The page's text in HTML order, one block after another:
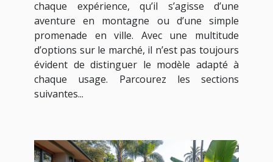
chaque expérience, qu’il s’agisse d’une
aventure en montagne ou d’une simple
promenade en ville. Avec une multitude
d’options sur le marché, il n’est pas toujours
évident de distinguer le modèle adapté à
chaque usage. Parcourez les sections
suivantes...